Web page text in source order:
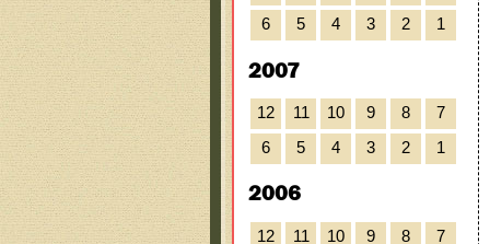
6
5 4 3 2 1
2007
12 11 10 9 8
7
6
5 4 3 2 1
2006
12 11 10 9 8
7